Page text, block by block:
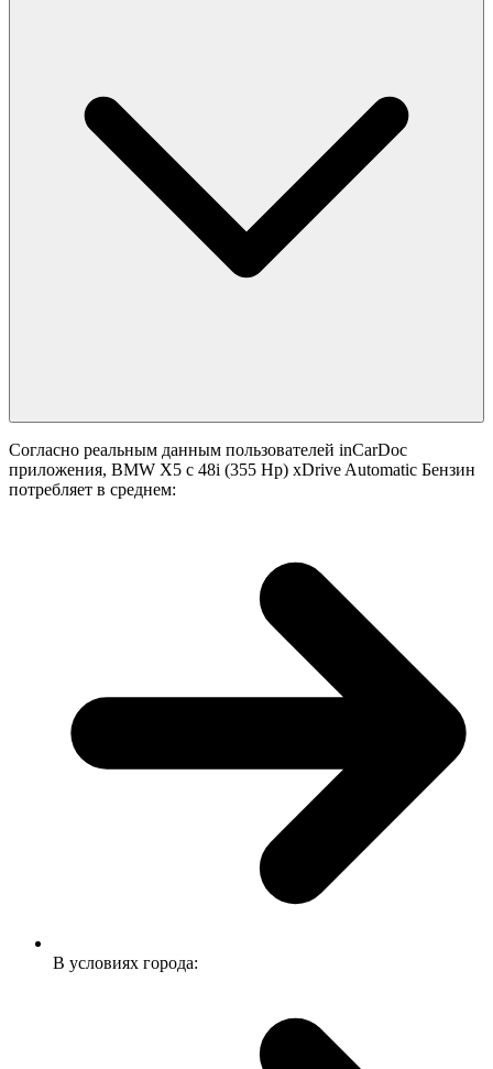
Согласно реальным данным пользователей inCarDoc
приложения, BMW X5 с 48i (355 Hp) xDrive Automatic Бензин
потребляет в среднем:
В условиях города: